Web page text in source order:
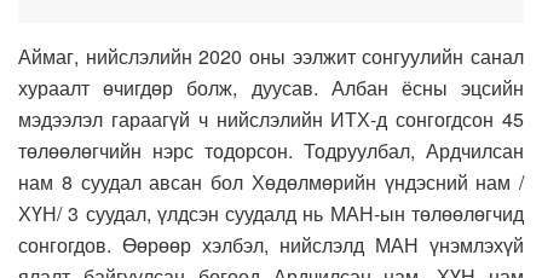
Аймаг, нийслэлийн 2020 оны ээлжит сонгуулийн санал
хураалт өчигдөр болж, дуусав. Албан ёсны эцсийн
мэдээлэл гараагүй ч нийслэлийн ИТХ-д сонгогдсон 45
төлөөлөгчийн нэрс тодорсон. Тодруулбал, Ардчилсан
нам 8 суудал авсан бол Хөдөлмөрийн үндэсний нам /
ХҮН/ 3 суудал, үлдсэн суудалд нь МАН-ын төлөөлөгчид
сонгогдов. Өөрөөр хэлбэл, нийслэлд МАН үнэмлэхүй